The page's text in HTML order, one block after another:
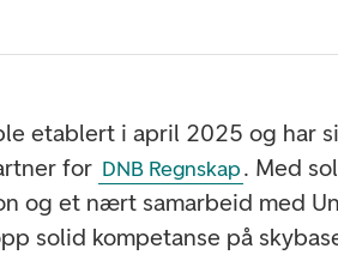
ble etablert i april 2025 og har
for DNB Regnskap. Med
og et nært samarbeid med
solid kompetanse på